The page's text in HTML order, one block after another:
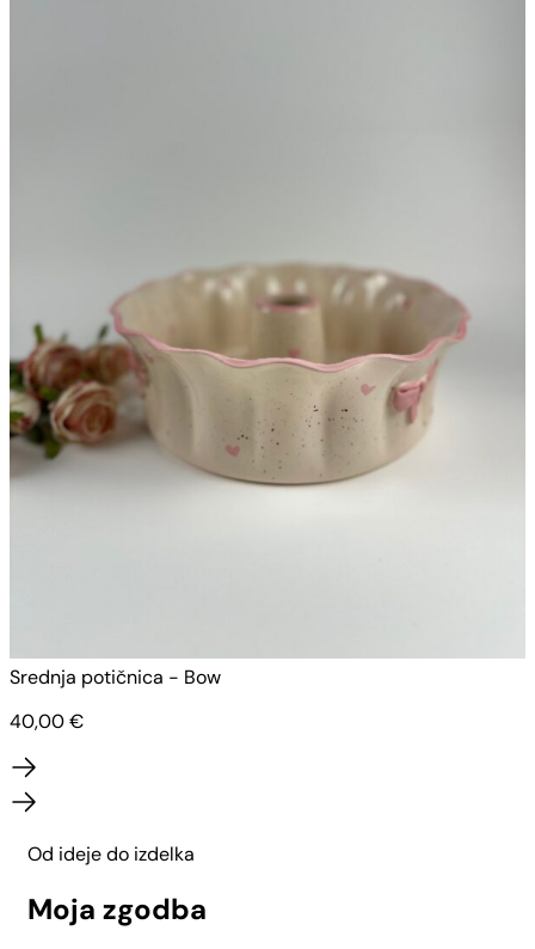
Srednja potičnica - Bow
40,00€
Od ideje do izdelka
Moja zgodba